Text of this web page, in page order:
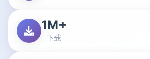
1M+
下载